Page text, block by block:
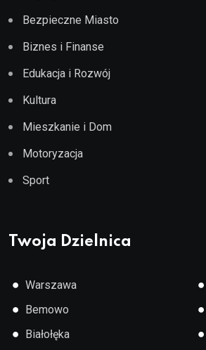
Bezpieczne Miasto
Biznes i Finanse
Edukacja i Rozwój
Kultura
Mieszkanie i Dom
Motoryzacja
Sport
Twoja Dzielnica
● Warszawa
● Bemowo
● Białołęka
●
●
●